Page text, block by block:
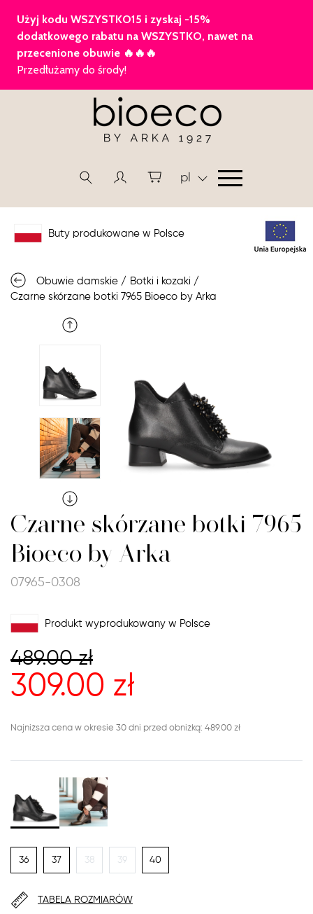
pl
Buty produkowane w Polsce
Obuwie damskie / Botki i kozaki /
Czarne skórzane botki 7965 Bioeco by Arka
Czarne skórzane botki 7965
Bioeco by Arka
07965-0308
Produkt wyprodukowany w Polsce
489.00zł
309.00 zł
Najniższa cena w okresie 30 dni przed obniżką: 489.00 zł
36 37 38 39 40
TABELA ROZMIARÓW